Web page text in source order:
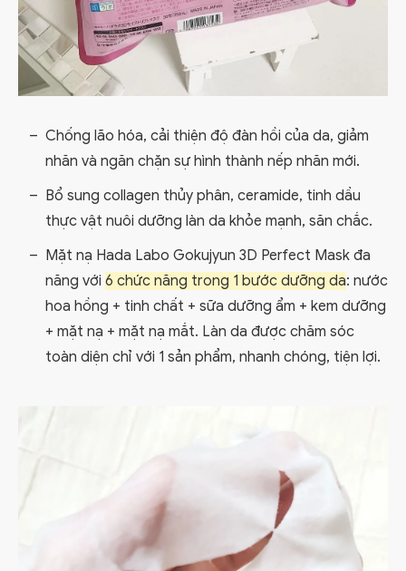
Chống lão hóa, cải thiện độ đàn hồi của da, giảm
nhăn và ngăn chặn sự hình thành nếp nhăn mới.
Bổ sung collagen thủy phân, ceramide, tinh dầu
thực vật nuôi dưỡng làn da khỏe mạnh, săn chắc.
Mặt nạ Hada Labo Gokujyun 3D Perfect Mask đa
năng với 6 chức năng trong 1 bước dưỡng da: nước
hoa hồng + tinh chất + sữa dưỡng ẩm + kem dưỡng
+ mặt nạ + mặt nạ mắt. Làn da được chăm sóc
toàn diện chỉ với 1 sản phẩm, nhanh chóng, tiện lợi.